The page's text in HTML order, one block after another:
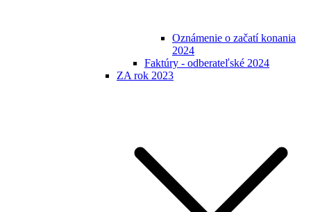
Oznámenie o začatí konania
2024
Faktúry - odberateľské 2024
ZA rok 2023